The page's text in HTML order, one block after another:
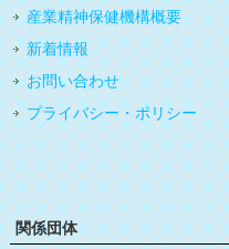
産業精神保健機構概要
新着情報
お問い合わせ
プライバシー・ポリシー
関係団体